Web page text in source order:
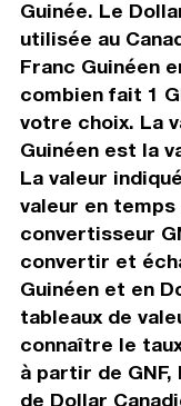
Guinée. Le
utilisée au
Franc Guinéen
combien fait 1
votre choix. La
Guinéen est la
La valeur
valeur en temps
convertisseur
convertir et
Guinéen et en
tableaux de
connaître le
à partir de
de Dollar